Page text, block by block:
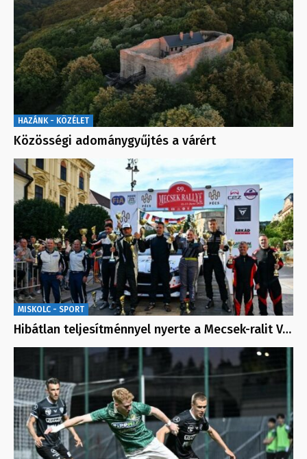
HAZÁNK - KÖZÉLET
Közösségi adománygyűjtés a várért
MISKOLC - SPORT
Hibátlan teljesítménnyel nyerte a Mecsek-ralit V…